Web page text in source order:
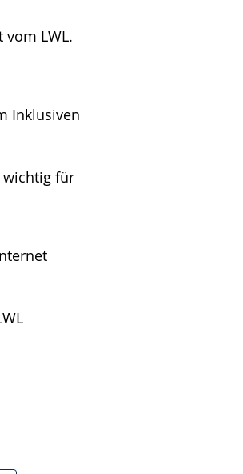
LWL.
Inklusiven
wichtig für